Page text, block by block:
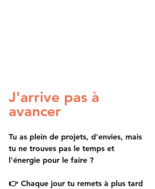
J'arrive pas à
avancer
Tu as plein de projets, d'envies, mais
tu ne trouves pas le temps et
l'énergie pour le faire ?
👉 Chaque jour tu remets à plus tard